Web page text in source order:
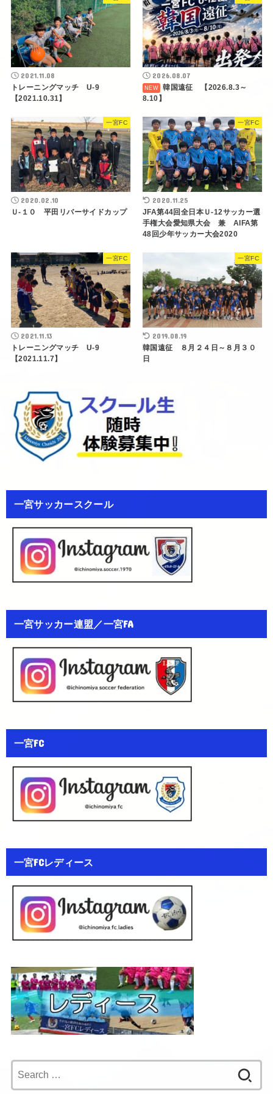
2021.11.08
トレーニングマッチ U-9
【2021.10.31】
2026.08.07
韓国遠征 【2026.8.3～
8.10】
一宮FC
2020.02.10
Ｕ-１０ 平田リバーサイドカップ
一宮FC
2020.11.25
JFA第44回全日本Ｕ-12サッカー選
手権大会愛知県大会 兼 AIFA第
48回少年サッカー大会2020
一宮FC
2021.11.13
トレーニングマッチ U-9
【2021.11.7】
一宮FC
2019.08.19
韓国遠征 ８月２４日～８月３０
日
一宮サッカースクール
一宮サッカー連盟／一宮FA
一宮FC
一宮FCレディース
for: